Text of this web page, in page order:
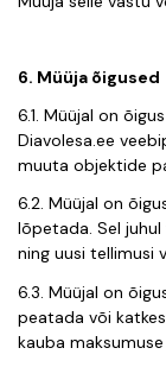
6. Müüja õigused
6.1. Müüjal on
Diavolesa.ee
muuta objektide
6.2. Müüjal on
lõpetada. Sel
ning uusi tellimusi
6.3. Müüjal on
peatada või
kauba